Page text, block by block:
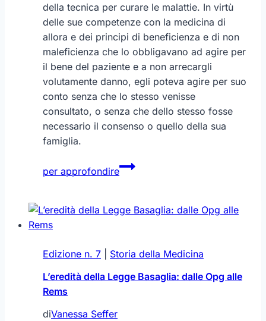
della tecnica per curare le malattie. In virtù
delle sue competenze con la medicina di
allora e dei principi di beneficienza e di non
maleficienza che lo obbligavano ad agire per
il bene del paziente e a non arrecargli
volutamente danno, egli poteva agire per suo
conto senza che lo stesso venisse
consultato, o senza che dello stesso fosse
necessario il consenso o quello della sua
famiglia.
per approfondire
Il
rapporto
paziente:
la
parte
Edizione n. 7
Storia della Medicina
L’eredità della Legge Basaglia: dalle Opg alle
Rems
diVanessa Seffer